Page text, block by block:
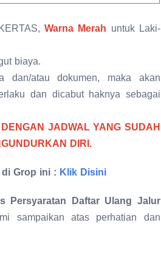
Warna Merah untuk Laki-
biaya.
dan/ataudokumen, maka akan
dan dicabut haknya sebagai
JADWAL YANG SUDAH
DIRI.
Grop ini : Klik Disini
Persyaratan Daftar Ulang Jalur
sampaikan atas perhatian dan